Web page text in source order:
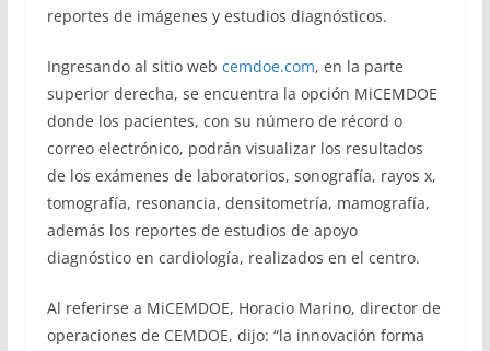
reportes de imágenes y estudios diagnósticos.
Ingresando al sitio web cemdoe.com, en la parte
superior derecha, se encuentra la opción MiCEMDOE
donde los pacientes, con su número de récord o
correo electrónico, podrán visualizar los resultados
de los exámenes de laboratorios, sonografía, rayos x,
tomografía, resonancia, densitometría, mamografía,
además los reportes de estudios de apoyo
diagnóstico en cardiología, realizados en el centro.
Al referirse a MiCEMDOE, Horacio Marino, director de
operaciones de CEMDOE, dijo: “la innovación forma